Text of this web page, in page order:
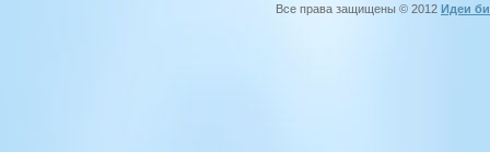
Все права защищены © 2012 Идеи